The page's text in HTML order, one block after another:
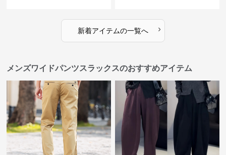
新着アイテムの一覧へ ›
メンズワイドパンツスラックスのおすすめアイテム